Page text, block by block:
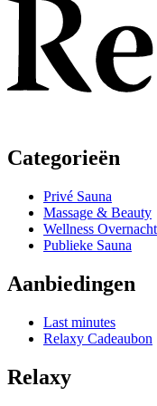
Categorieën
Privé Sauna
Massage & Beauty
Wellness
Publieke Sauna
Aanbiedingen
Last minutes
Relaxy Cadeaubon
Relaxy